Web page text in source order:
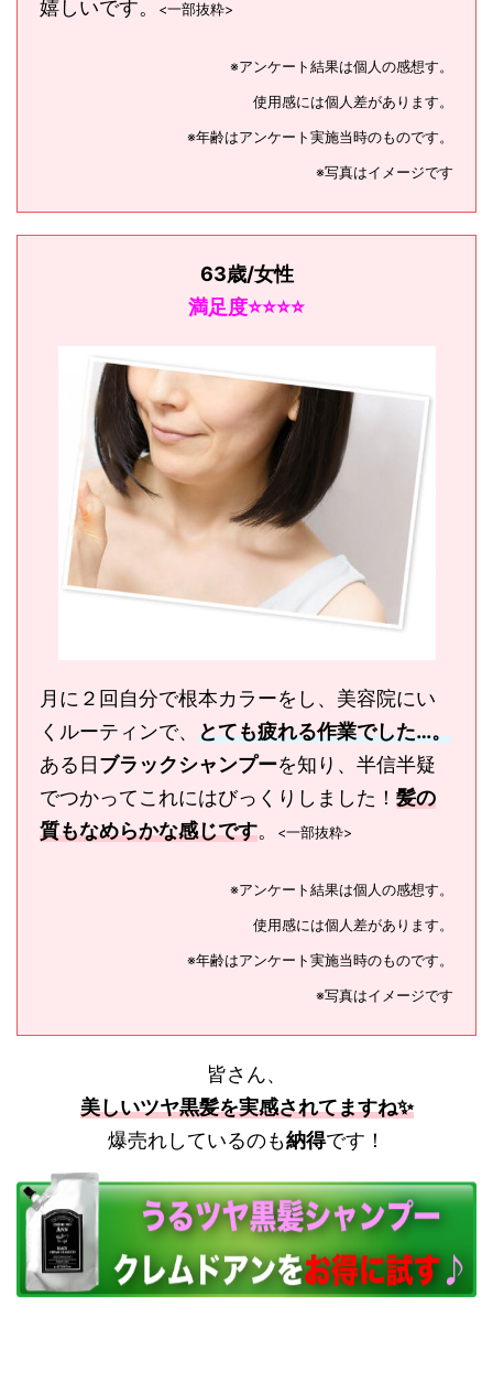
嬉しいです。 <一部抜粋>
※アンケート結果は個人の感想す。
使用感には個人差があります。
※年齢はアンケート実施当時のものです。
※写真はイメージです
63歳/女性
満足度⭐️⭐️⭐️⭐️
月に２回自分で根本カラーをし、美容院にい
くルーティンで、 とても疲れる作業でした…。
ある日ブラックシャンプーを知り、半信半疑
でつかってこれにはびっくりしました！ 髪の
質もなめらかな感じです。 <一部抜粋>
※アンケート結果は個人の感想す。
使用感には個人差があります。
※年齢はアンケート実施当時のものです。
※写真はイメージです
皆さん、
美しいツヤ黒髪を実感されてますね✨
爆売れしているのも納得です！